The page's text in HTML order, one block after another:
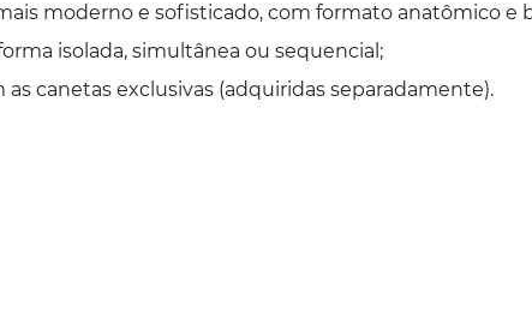
moderno e sofisticado, com formato anatômico e
isolada, simultânea ou sequencial;
canetas exclusivas (adquiridas separadamente).